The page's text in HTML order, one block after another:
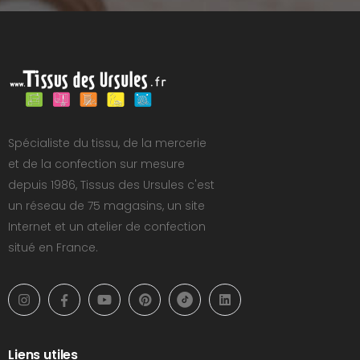
Spécialiste du tissu, de la mercerie
et de la confection sur mesure
depuis 1986, Tissus des Ursules c'est
un réseau de 75 magasins, un site
Internet et un atelier de confection
situé en France.
Liens utiles